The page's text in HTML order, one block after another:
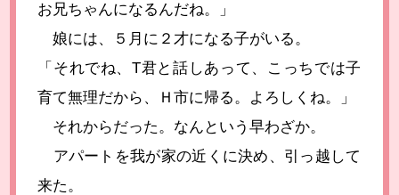
お兄ちゃんになるんだね。」
娘には、５月に２才になる子がいる。
「それでね、T君と話しあって、こっちでは子
育て無理だから、Ｈ市に帰る。よろしくね。」
それからだった。なんという早わざか。
アパートを我が家の近くに決め、引っ越して
来た。